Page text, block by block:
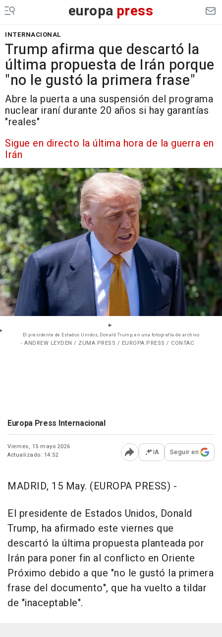
europa press
INTERNACIONAL
Trump afirma que descartó la
última propuesta de Irán porque
"no le gustó la primera frase"
Abre la puerta a una suspensión del programa
nuclear iraní durante 20 años si hay garantías
"reales"
Sigue en directo la última hora de la guerra en
Irán
El presidente de Estados Unidos, Donald Trump, en una fotografía de archivo
- ANDREW LEYDEN / ZUMA PRESS / EUROPA PRESS / CONTAC
Europa Press Internacional
Viernes, 15 mayo 2026
Actualizado: 14:52
Abrir opciones para
IA Seguir en
MADRID, 15 May. (EUROPA PRESS) -
El presidente de Estados Unidos, Donald
Trump, ha afirmado este viernes que
descartó la última propuesta planteada por
Irán para poner fin al conflicto en Oriente
Próximo debido a que "no le gustó la primera
frase del documento", que ha vuelto a tildar
de "inaceptable".